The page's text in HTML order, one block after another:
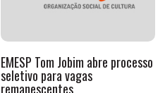
EMESP Tom Jobim abre processo
seletivo para vagas
remanescentes